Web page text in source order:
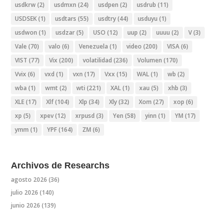
usdkrw(2) usdmxn (24) usdpen (2) usdrub (11)
USDSEK(1) usdtars (55) usdtry(44) usduyu (1)
usdwon (1) usdzar(5) USO (12) uup (2) uuuu (2) V(3)
Vale (70) valo (6) Venezuela (1) video (200) VISA(6)
VIST (77) Vix (200) volatilidad (236) Volumen (170)
Vvix (6) vxd (1) vxn (17) Vxx (15) WAL(1) wb (2)
wba (1) wmt (2) wti (221) XAL(1) xau (5) xhb (3)
XLE(17) Xlf(104) Xlp (34) Xly(32) Xom (27) xop (6)
xp (5) xpev(12) xrpusd (3) Yen (58) yinn (1) YM (17)
ymm (1) YPF(164) ZM (6)
Archivos de Researchs
agosto 2026 (36)
julio 2026 (140)
junio 2026 (139)